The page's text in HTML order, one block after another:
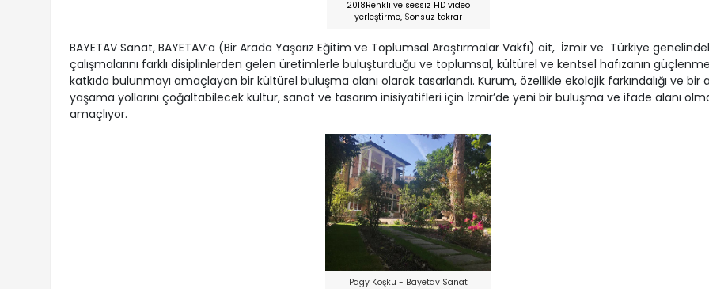
2018Renkli ve sessiz HD video
yerleştirme, Sonsuz tekrar
BAYETAV Sanat, BAYETAV’a (Bir Arada Yaşarız Eğitim ve Toplumsal Araştırmalar Vakfı) ait, İzmir ve Türkiye
çalışmalarını farklı disiplinlerden gelen üretimlerle buluşturduğu ve toplumsal, kültürel ve kentsel hafızanın
katkıda bulunmayı amaçlayan bir kültürel buluşma alanı olarak tasarlandı. Kurum, özellikle ekolojik farkındalığı ve bir
yaşama yollarını çoğaltabilecek kültür, sanat ve tasarım inisiyatifleri için İzmir’de yeni bir buluşma ve ifade alanı
amaçlıyor.
Pagy Köşkü - Bayetav Sanat